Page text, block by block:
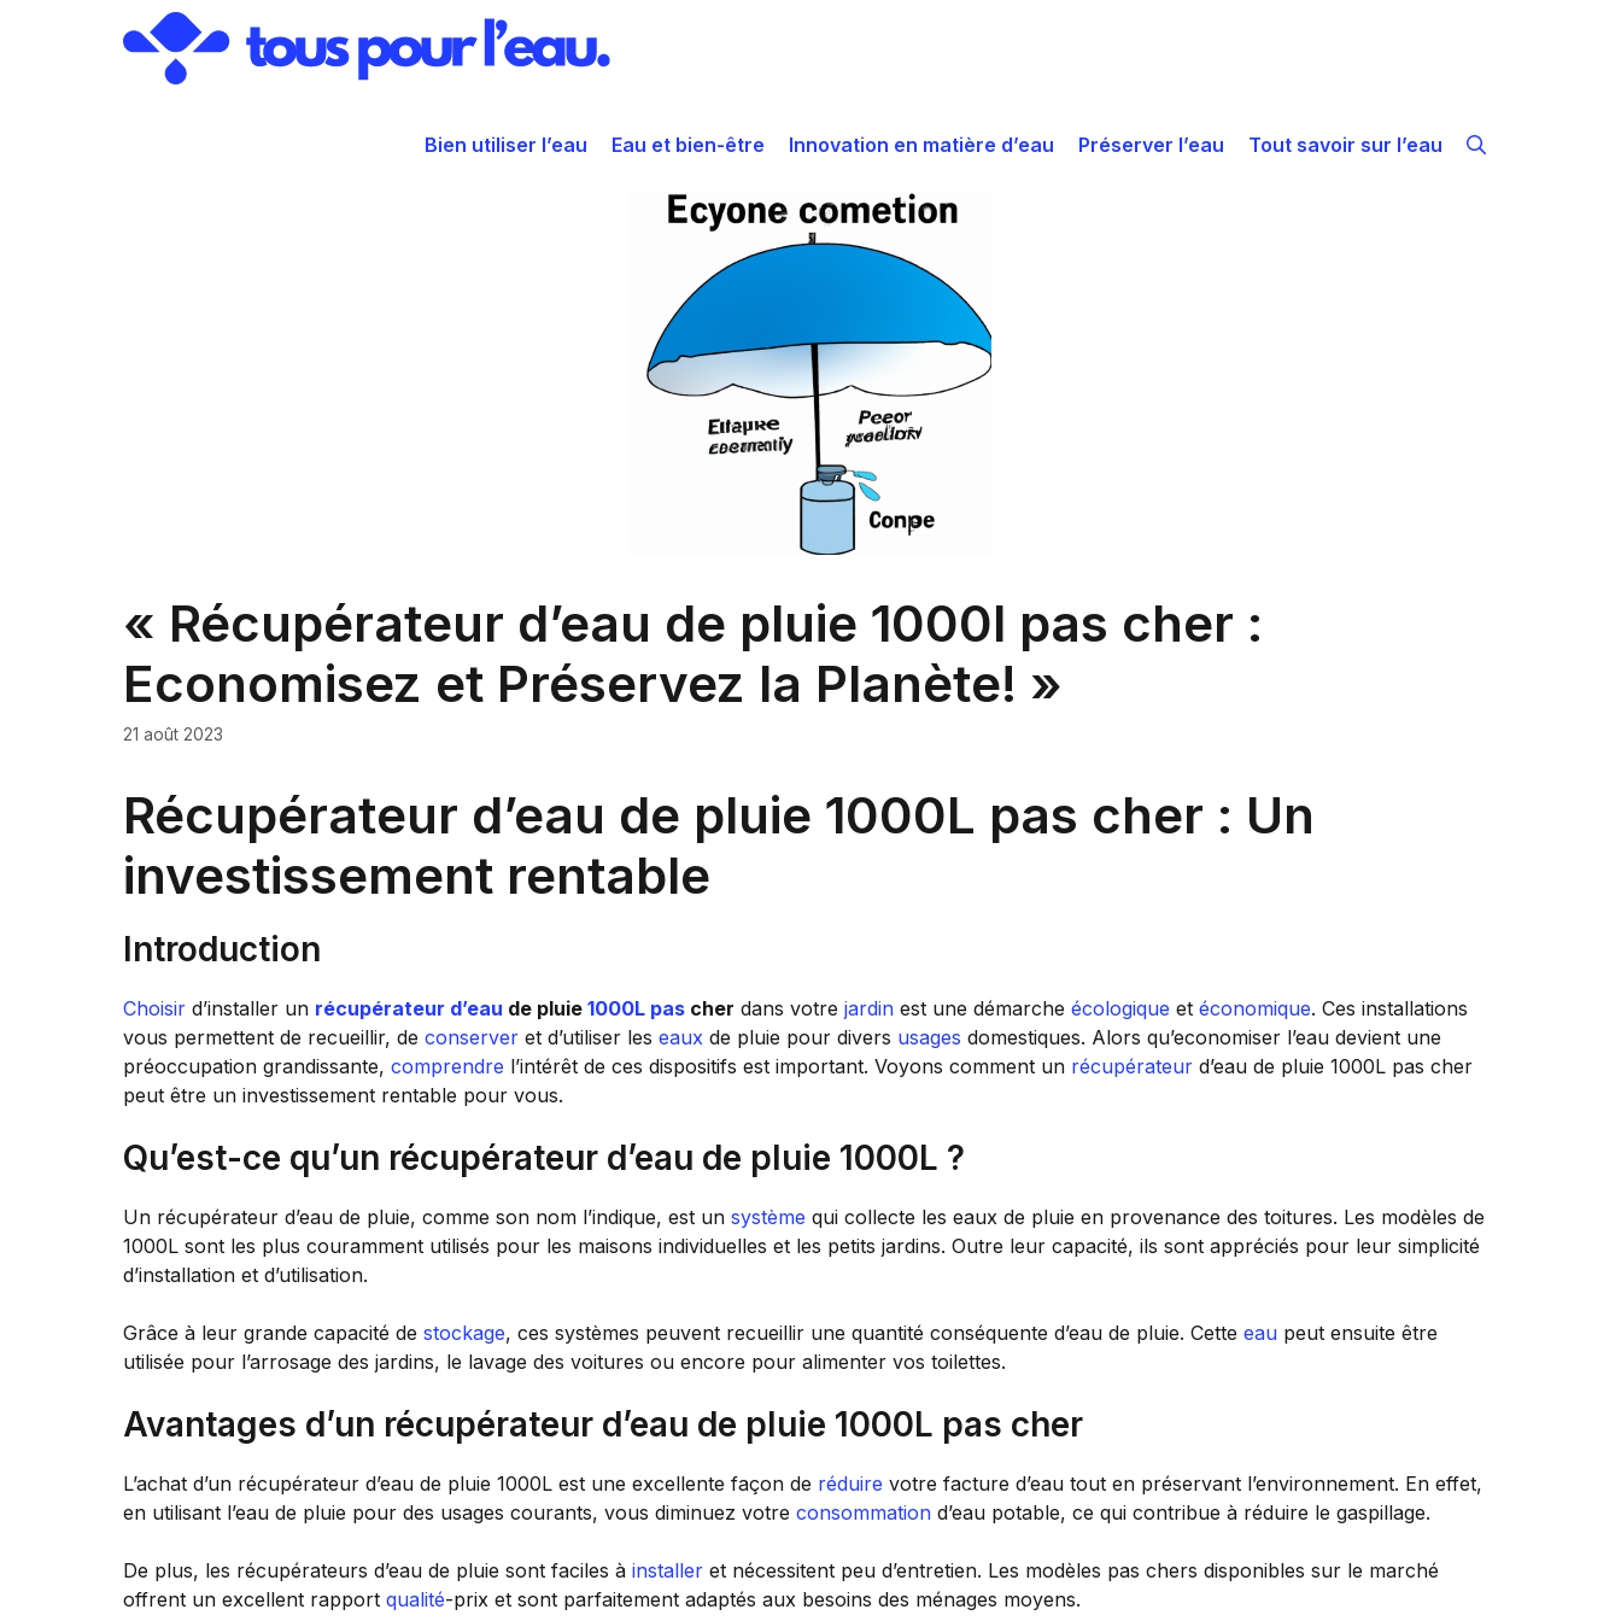
Bien utiliser l’eau Eau et bien-être Innovation en matière d’eau Préserver l’eau Tout savoir sur l’eau
« Récupérateur d’eau de pluie 1000l pas cher :
Economisez et Préservez la Planète! »
21 août 2023
Récupérateur d’eau de pluie 1000L pas cher : Un
investissement rentable
Introduction
Choisir d’installer un récupérateur d’eau de pluie 1000L pas cher dans votre jardin est une démarche écologique et économique. Ces installations
vous permettent de recueillir, de conserver et d’utiliser les eaux de pluie pour divers usages domestiques. Alors qu’economiser l’eau devient une
préoccupation grandissante, comprendre l’intérêt de ces dispositifs est important. Voyons comment un récupérateur d’eau de pluie 1000L pas cher
peut être un investissement rentable pour vous.
Qu’est-ce qu’un récupérateur d’eau de pluie 1000L ?
Un récupérateur d’eau de pluie, comme son nom l’indique, est un système qui collecte les eaux de pluie en provenance des toitures. Les modèles de
1000L sont les plus couramment utilisés pour les maisons individuelles et les petits jardins. Outre leur capacité, ils sont appréciés pour leur simplicité
d’installation et d’utilisation.
Grâce à leur grande capacité de stockage, ces systèmes peuvent recueillir une quantité conséquente d’eau de pluie. Cette eau peut ensuite être
utilisée pour l’arrosage des jardins, le lavage des voitures ou encore pour alimenter vos toilettes.
Avantages d’un récupérateur d’eau de pluie 1000L pas cher
L’achat d’un récupérateur d’eau de pluie 1000L est une excellente façon de réduire votre facture d’eau tout en préservant l’environnement. En effet,
en utilisant l’eau de pluie pour des usages courants, vous diminuez votre consommation d’eau potable, ce qui contribue à réduire le gaspillage.
De plus, les récupérateurs d’eau de pluie sont faciles à installer et nécessitent peu d’entretien. Les modèles pas chers disponibles sur le marché
offrent un excellent rapport qualité-prix et sont parfaitement adaptés aux besoins des ménages moyens.